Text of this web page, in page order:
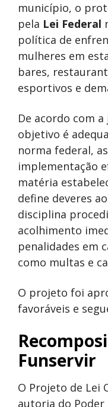
município, o
pela Lei Federal
política de
mulheres em
bares,
esportivos e
De acordo com
objetivo é
norma federal,
implementação
matéria
define deveres
disciplina
acolhimento
penalidades em
como multas e
O projeto foi
favoráveis e
Funservir
O Projeto de Lei
autoria do